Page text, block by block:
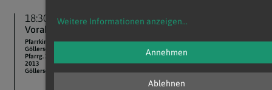
18:30 Uhr
Vorabendmesse
Pfarrkirche
Göllersdorf
Pfarrg. 33
2013
Göllersdorf
Weitere Informationen anzeigen...
Ablehnen
Annehmen